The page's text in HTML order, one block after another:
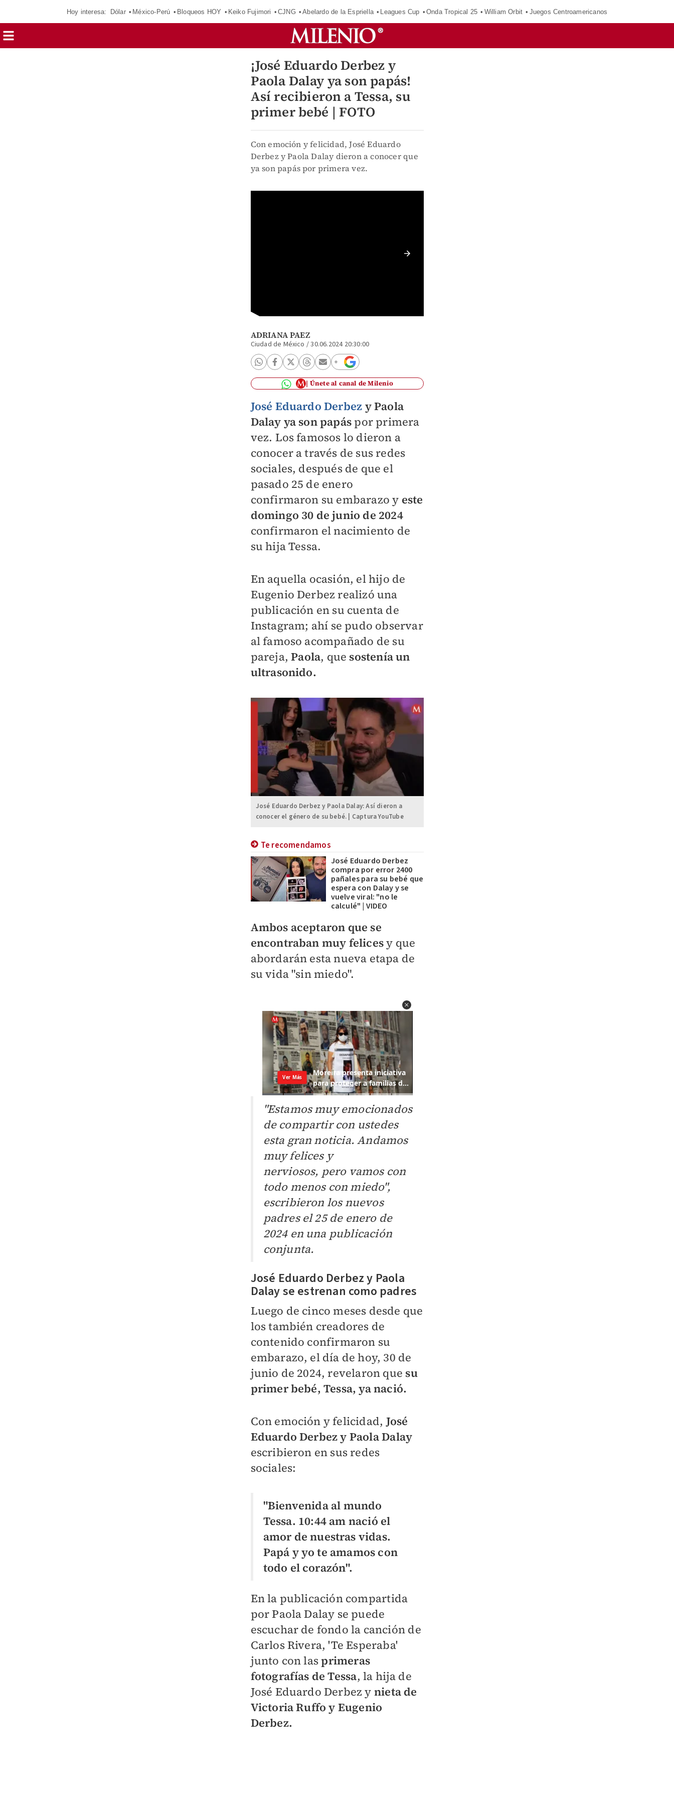
Hoy interesa: Dólar México-Perú Bloqueos HOY Keiko Fujimori CJNG Abelardo de la Espriella Leagues Cup Onda Tropical 25 William Orbit Juegos Centroamericanos
¡José Eduardo Derbez y
Paola Dalay ya son papás!
Así recibieron a Tessa, su
primer bebé | FOTO
Con emoción y felicidad, José Eduardo
Derbez y Paola Dalay dieron a conocer que
ya son papás por primera vez.
ADRIANA PAEZ
Ciudad de México /30.06.2024 20:30:00
Únete al canal de Milenio
José Eduardo Derbez y Paola
Dalay ya son papás por primera
vez. Los famosos lo dieron a
conocer a través de sus redes
sociales, después de que el
pasado 25 de enero
confirmaron su embarazo y este
domingo 30 de junio de 2024
confirmaron el nacimiento de
su hija Tessa.
En aquella ocasión, el hijo de
Eugenio Derbez realizó una
publicación en su cuenta de
Instagram; ahí se pudo observar
al famoso acompañado de su
pareja,Paola, que sostenía un
ultrasonido.
José Eduardo Derbez y Paola Dalay: Así dieron a
conocer el género de su bebé. | Captura YouTube
Te recomendamos
José Eduardo Derbez
compra por error 2400
pañales para su bebé que
espera con Dalay y se
vuelve viral: "no le
calculé" | VIDEO
Ambos aceptaron que se
encontraban muy felicesy que
abordarán esta nueva etapa de
su vida "sin miedo".
"Estamos muy emocionados
de compartir con ustedes
esta gran noticia. Andamos
muy felices y
nerviosos, pero vamos con
todo menos con miedo",
escribieron los nuevos
padres el 25 de enero de
2024 en una publicación
conjunta.
José Eduardo Derbez y Paola
Dalay se estrenan como padres
Luego de cinco meses desde que
los también creadores de
contenido confirmaron su
embarazo, el día de hoy, 30 de
junio de 2024, revelaron que su
primer bebé, Tessa, ya nació.
Con emoción y felicidad, José
Eduardo Derbez y Paola Dalay
escribieron en sus redes
sociales:
"Bienvenida al mundo
Tessa. 10:44 am nació el
amor de nuestras vidas.
Papá y yo te amamos con
todo el corazón".
En la publicación compartida
por Paola Dalay se puede
escuchar de fondo la canción de
Carlos Rivera, 'Te Esperaba'
junto con lasprimeras
fotografías de Tessa, la hija de
José Eduardo Derbez y nieta de
Victoria Ruffo y Eugenio
Derbez.